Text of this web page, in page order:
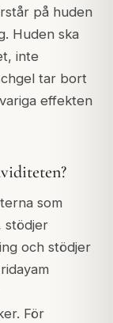
på huden
Huden ska
inte
tar bort
effekten
som
stödjer
och stödjer
För